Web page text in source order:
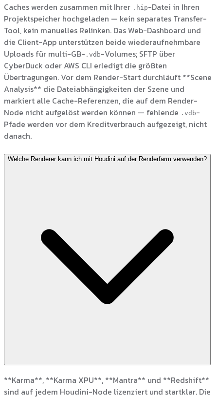
Caches werden zusammen mit Ihrer .hip-Datei in Ihren
Projektspeicher hochgeladen — kein separates Transfer-
Tool, kein manuelles Relinken. Das Web-Dashboard und
die Client-App unterstützen beide wiederaufnehmbare
Uploads für multi-GB- .vdb-Volumes; SFTP über
CyberDuck oder AWS CLI erledigt die größten
Übertragungen. Vor dem Render-Start durchläuft **Scene
Analysis** die Dateiabhängigkeiten der Szene und
markiert alle Cache-Referenzen, die auf dem Render-
Node nicht aufgelöst werden können — fehlende .vdb-
Pfade werden vor dem Kreditverbrauch aufgezeigt, nicht
danach.
Welche Renderer kann ich mit Houdini auf der Renderfarm verwenden?
**Karma**, **Karma XPU**, **Mantra** und **Redshift**
sind auf jedem Houdini-Node lizenziert und startklar. Die